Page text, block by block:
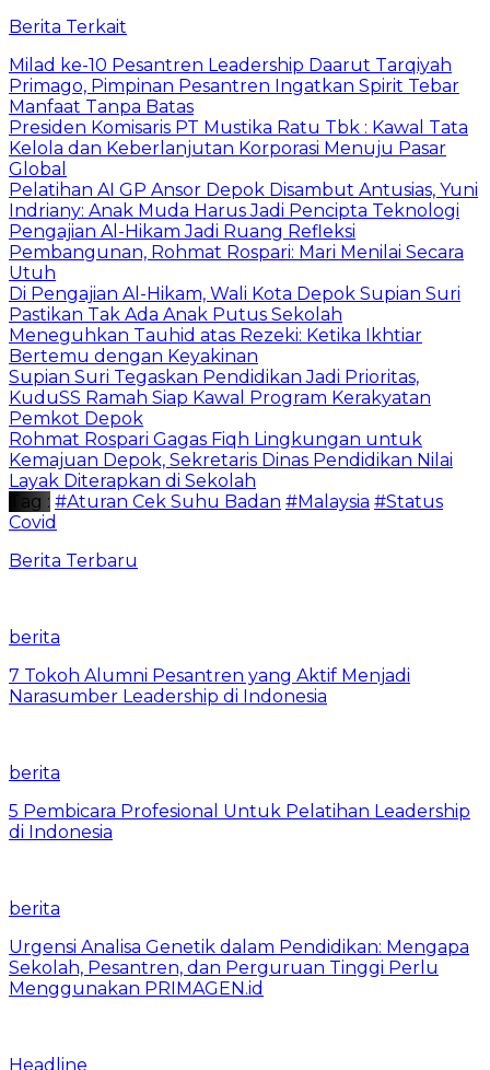
Berita Terkait
Milad ke-10 Pesantren Leadership Daarut Tarqiyah
Primago, Pimpinan Pesantren Ingatkan Spirit Tebar
Manfaat Tanpa Batas
Presiden Komisaris PT Mustika Ratu Tbk : Kawal Tata
Kelola dan Keberlanjutan Korporasi Menuju Pasar
Global
Pelatihan AI GP Ansor Depok Disambut Antusias, Yuni
Indriany: Anak Muda Harus Jadi Pencipta Teknologi
Pengajian Al-Hikam Jadi Ruang Refleksi
Pembangunan, Rohmat Rospari: Mari Menilai Secara
Utuh
Di Pengajian Al-Hikam, Wali Kota Depok Supian Suri
Pastikan Tak Ada Anak Putus Sekolah
Meneguhkan Tauhid atas Rezeki: Ketika Ikhtiar
Bertemu dengan Keyakinan
Supian Suri Tegaskan Pendidikan Jadi Prioritas,
KuduSS Ramah Siap Kawal Program Kerakyatan
Pemkot Depok
Rohmat Rospari Gagas Fiqh Lingkungan untuk
Kemajuan Depok, Sekretaris Dinas Pendidikan Nilai
Layak Diterapkan di Sekolah
Tag : #Aturan Cek Suhu Badan #Malaysia #Status
Covid
Berita Terbaru
berita
7 Tokoh Alumni Pesantren yang Aktif Menjadi
Narasumber Leadership di Indonesia
berita
5 Pembicara Profesional Untuk Pelatihan Leadership
di Indonesia
berita
Urgensi Analisa Genetik dalam Pendidikan: Mengapa
Sekolah, Pesantren, dan Perguruan Tinggi Perlu
Menggunakan PRIMAGEN.id
Headline